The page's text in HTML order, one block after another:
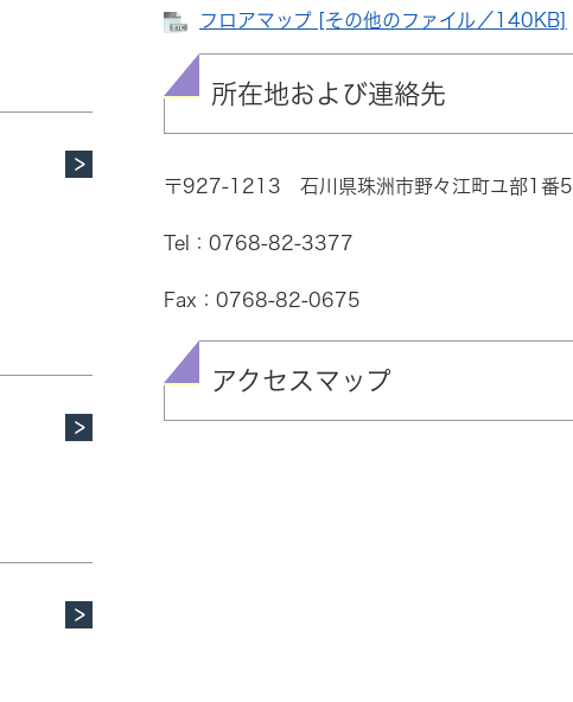
フロアマップ [その他のファイル／140KB]
所在地および連絡先
〒927-1213 石川県珠洲市野々江町ユ部1番5
Tel：0768-82-3377
Fax：0768-82-0675
アクセスマップ